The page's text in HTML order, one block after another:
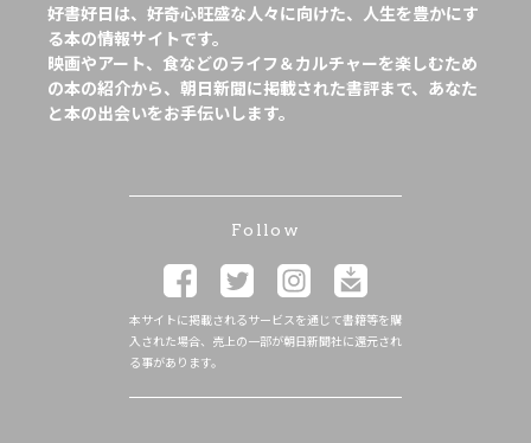
好書好日は、好奇心旺盛な人々に向けた、人生を豊かにす
る本の情報サイトです。
映画やアート、食などのライフ＆カルチャーを楽しむため
の本の紹介から、朝日新聞に掲載された書評まで、あなた
と本の出会いをお手伝いします。
Follow
本サイトに掲載されるサービスを通じて書籍等を購
入された場合、売上の一部が朝日新聞社に還元され
る事があります。